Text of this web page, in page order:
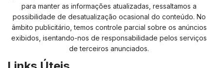
para manter as informações atualizadas, ressaltamos a
possibilidade de desatualização ocasional do conteúdo. No
âmbito publicitário, temos controle parcial sobre os anúncios
exibidos, isentando-nos de responsabilidade pelos serviços
de terceiros anunciados.